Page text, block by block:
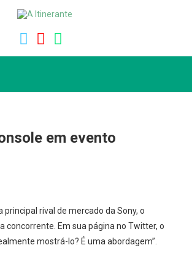
em evento
rival de mercado da Sony, o
concorrente. Em sua página no Twitter, o
mostrá-lo? É uma abordagem”.